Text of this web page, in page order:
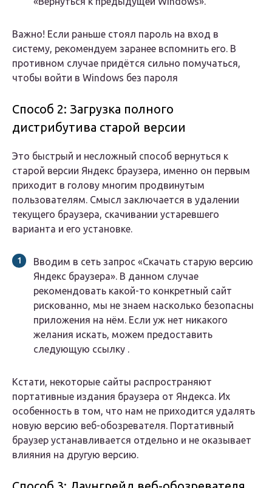
Важно! Если раньше стоял пароль на вход в
систему, рекомендуем заранее вспомнить его. В
противном случае придётся сильно помучаться,
чтобы войти в Windows без пароля
Способ 2: Загрузка полного
дистрибутива старой версии
Это быстрый и несложный способ вернуться к
старой версии Яндекс браузера, именно он первым
приходит в голову многим продвинутым
пользователям. Смысл заключается в удалении
текущего браузера, скачивании устаревшего
варианта и его установке.
Вводим в сеть запрос «Скачать старую версию
Яндекс браузера». В данном случае
рекомендовать какой-то конкретный сайт
рискованно, мы не знаем насколько безопасны
приложения на нём. Если уж нет никакого
желания искать, можем предоставить
следующую ссылку .
Кстати, некоторые сайты распространяют
портативные издания браузера от Яндекса. Их
особенность в том, что нам не приходится удалять
новую версию веб-обозревателя. Портативный
браузер устанавливается отдельно и не оказывает
влияния на другую версию.